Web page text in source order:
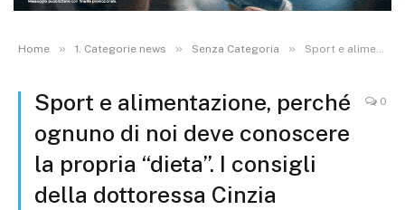
Home » 1. Categorie news » Senza Categoria » Sport e alimentazione, perché ognuno di noi deve conoscere la propria “dieta”. I consigli della dottoressa Cinzia Baranello
Sport e alimentazione, perché
ognuno di noi deve conoscere
la propria “dieta”. I consigli
della dottoressa Cinzia
0